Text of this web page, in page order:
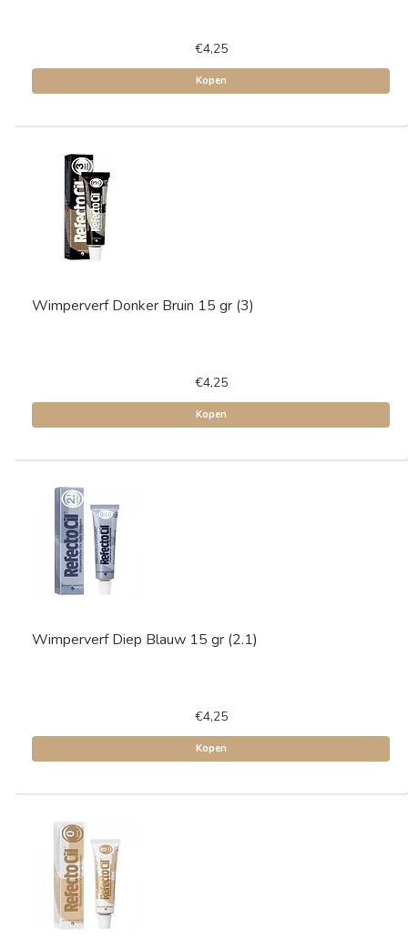
€4,25
Kopen
Wimperverf Donker Bruin 15 gr (3)
€4,25
Kopen
Wimperverf Diep Blauw 15 gr (2.1)
€4,25
Kopen